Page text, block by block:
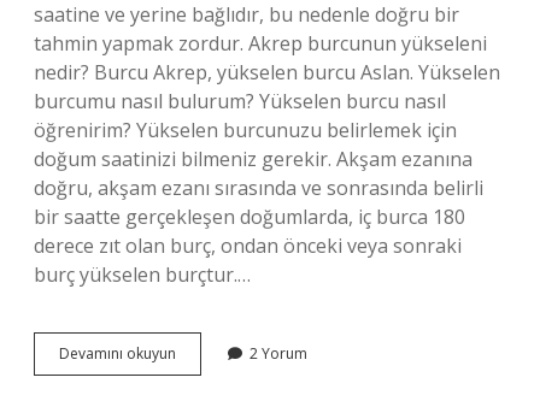
saatine ve yerine bağlıdır, bu nedenle doğru bir
tahmin yapmak zordur. Akrep burcunun yükseleni
nedir? Burcu Akrep, yükselen burcu Aslan. Yükselen
burcumu nasıl bulurum? Yükselen burcu nasıl
öğrenirim? Yükselen burcunuzu belirlemek için
doğum saatinizi bilmeniz gerekir. Akşam ezanına
doğru, akşam ezanı sırasında ve sonrasında belirli
bir saatte gerçekleşen doğumlarda, iç burca 180
derece zıt olan burç, ondan önceki veya sonraki
burç yükselen burçtur.…
Devamını okuyun
Kasım
2 Yorum